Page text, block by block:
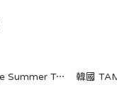
韓國 TAMBURINS-Perfume Summer Tails 50mL